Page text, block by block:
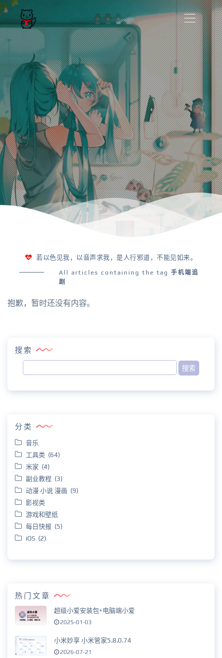
若以色见我，以音声求我，是人行邪道，不能见如来。
All articles containing the tag 手机端追
剧
抱歉，暂时还没有内容。
搜索
分类
音乐
工具类 (64)
米家 (4)
副业教程 (3)
动漫 小说 漫画 (9)
影视类
游戏和壁纸
每日快报 (5)
iOS (2)
热门文章
超级小爱安装包+电脑端小爱
2025-01-03
小米妙享 小米管家5.8.0.74
2026-07-21